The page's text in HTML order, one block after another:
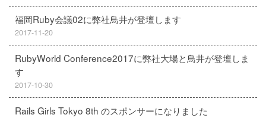
福岡Ruby会議02に弊社鳥井が登壇します
2017-11-20
RubyWorld Conference2017に弊社大場と鳥井が登壇しま
す
2017-10-30
Rails Girls Tokyo 8th のスポンサーになりました